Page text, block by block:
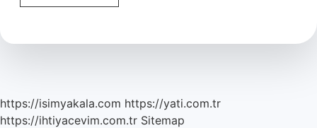
1959
Kaç
https://isimyakala.com https://yati.com.tr
https://ihtiyacevim.com.tr Sitemap